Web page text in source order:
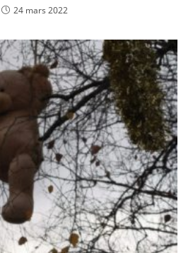
24 mars 2022